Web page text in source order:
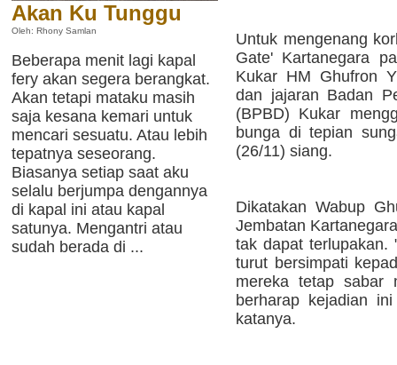
Akan Ku Tunggu
Oleh: Rhony Samlan
Beberapa menit lagi kapal
fery akan segera berangkat.
Akan tetapi mataku masih
saja kesana kemari untuk
mencari sesuatu. Atau lebih
tepatnya seseorang.
Biasanya setiap saat aku
selalu berjumpa dengannya
di kapal ini atau kapal
satunya. Mengantri atau
sudah berada di ...
Untuk mengenang
Gate' Kartanegara
Kukar HM Ghufron
dan jajaran Badan
(BPBD) Kukar
bunga di tepian
(26/11) siang.
Dikatakan Wabup
Jembatan
tak dapat terlupakan.
turut bersimpati
mereka tetap sabar
berharap kejadian
katanya.